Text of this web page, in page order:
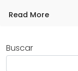
Read More
Buscar